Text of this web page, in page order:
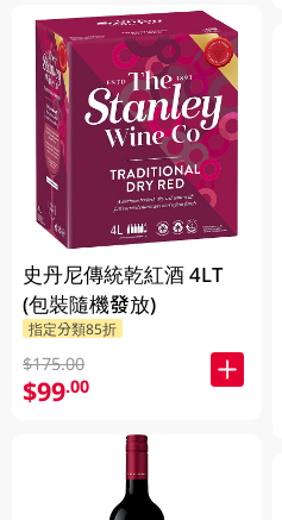
史丹尼傳統乾紅酒 4LT
(包裝隨機發放)
指定分類85折
$175.00
$99.00